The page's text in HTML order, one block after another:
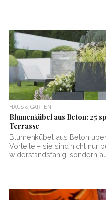
HAUS & GARTEN
Blumenkübel aus Beton: 25
Terrasse
Blumenkübel aus Beton
Vorteile – sie sind nicht nur
widerstandsfähig, sondern